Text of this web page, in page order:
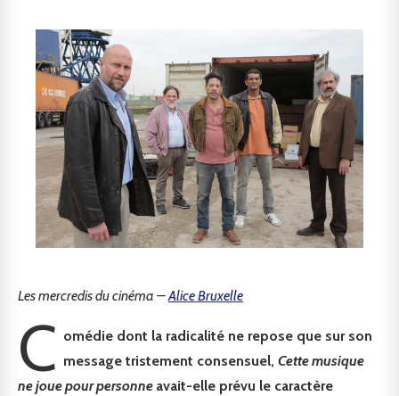
Les mercredis du cinéma –Alice Bruxelle
C omédie dont la radicalité ne repose que sur son
message tristement consensuel,Cette musique
ne joue pour personne avait-elle prévu le caractère